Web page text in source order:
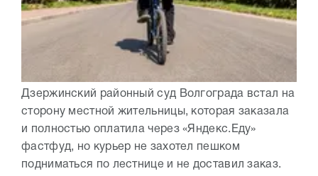
Дзержинский районный суд Волгограда встал на
сторону местной жительницы, которая заказала
и полностью оплатила через «Яндекс.Еду»
фастфуд, но курьер не захотел пешком
подниматься по лестнице и не доставил заказ.